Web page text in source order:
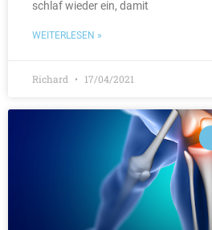
schlaf wieder ein, damit
WEITERLESEN »
Richard 17/04/2021